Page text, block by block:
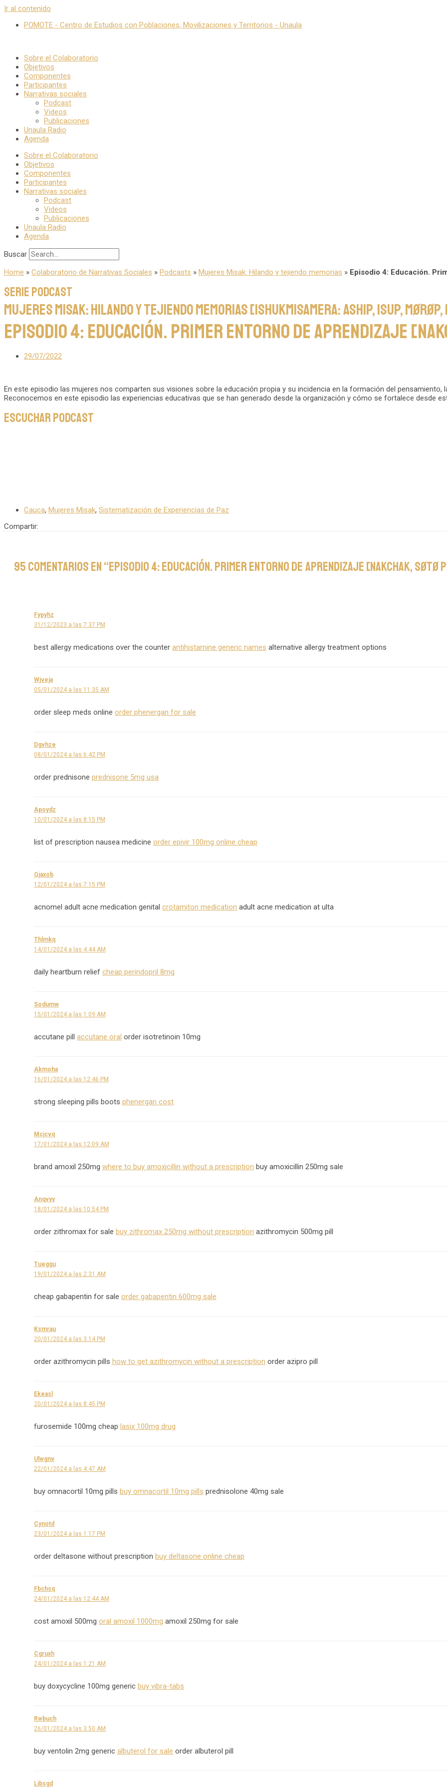
Ir al contenido
POMOTE - Centro de Estudios con Poblaciones, Movilizaciones y Territorios - Unaula
Sobre el Colaboratorio
Objetivos
Componentes
Participantes
Narrativas sociales
Podcast
Videos
Publicaciones
Unaula Radio
Agenda
Sobre el Colaboratorio
Objetivos
Componentes
Participantes
Narrativas sociales
Podcast
Videos
Publicaciones
Unaula Radio
Agenda
Buscar
Home » Colaboratorio de Narrativas Sociales » Podcasts » Mujeres Misak: Hilando y tejiendo memorias » Episodio 4: Educación.
Serie Podcast
Mujeres Misak: Hilando y tejiendo memorias [Ishukmisamera: Aship, Isup, Mørøp,
Episodio 4: Educación. Primer entorno de aprendizaje
29/07/2022
En este episodio las mujeres nos comparten sus visiones sobre la educación propia y su incidencia en la formación del pensamiento,
Reconocemos en este episodio las experiencias educativas que se han generado desde la organización y cómo se fortalece desde
Escuchar podcast
Cauca, Mujeres Misak, Sistematización de Experiencias de Paz
Compartir:
95 comentarios en “Episodio 4: Educación. Primer entorno de aprendizaje [Nakchak, søtø
Fypyhz
31/12/2023 a las 7:37 PM
best allergy medications over the counter antihistamine generic names alternative allergy treatment options
Wjveja
05/01/2024 a las 11:35 AM
order sleep meds online order phenergan for sale
Dgvhze
08/01/2024 a las 6:42 PM
order prednisone prednisone 5mg usa
Apoydz
10/01/2024 a las 8:15 PM
list of prescription nausea medicine order epivir 100mg online cheap
Qjaxob
12/01/2024 a las 7:15 PM
acnomel adult acne medication genital crotamiton medication adult acne medication at ulta
Thlmkq
14/01/2024 a las 4:44 AM
daily heartburn relief cheap perindopril 8mg
Sodumw
15/01/2024 a las 1:09 AM
accutane pill accutane oral order isotretinoin 10mg
Akmoha
16/01/2024 a las 12:46 PM
strong sleeping pills boots phenergan cost
Mcjcvq
17/01/2024 a las 12:09 AM
brand amoxil 250mg where to buy amoxicillin without a prescription buy amoxicillin 250mg sale
Anqvyy
18/01/2024 a las 10:54 PM
order zithromax for sale buy zithromax 250mg without prescription azithromycin 500mg pill
Tueggu
19/01/2024 a las 2:31 AM
cheap gabapentin for sale order gabapentin 600mg sale
Ksmrau
20/01/2024 a las 3:14 PM
order azithromycin pills how to get azithromycin without a prescription order azipro pill
Ekeasl
20/01/2024 a las 8:45 PM
furosemide 100mg cheap lasix 100mg drug
Ulwgnv
22/01/2024 a las 4:47 AM
buy omnacortil 10mg pills buy omnacortil 10mg pills prednisolone 40mg sale
Cynotd
23/01/2024 a las 1:17 PM
order deltasone without prescription buy deltasone online cheap
Fbchsq
24/01/2024 a las 12:44 AM
cost amoxil 500mg oral amoxil 1000mg amoxil 250mg for sale
Cgruxh
24/01/2024 a las 1:21 AM
buy doxycycline 100mg generic buy vibra-tabs
Rwbuch
26/01/2024 a las 3:50 AM
buy ventolin 2mg generic albuterol for sale order albuterol pill
Libsgd